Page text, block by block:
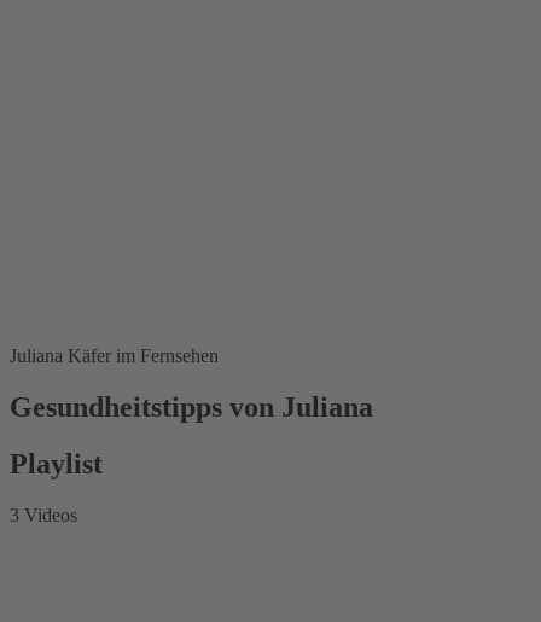
Juliana Käfer im Fernsehen
Gesundheitstipps von Juliana
Playlist
3 Videos